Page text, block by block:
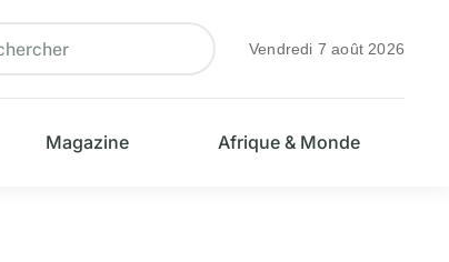
Vendredi 7 août 2026
Magazine Afrique & Monde